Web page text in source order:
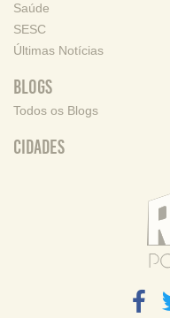
Saúde
SESC
Últimas Notícias
Blogs
Todos os Blogs
Cidades